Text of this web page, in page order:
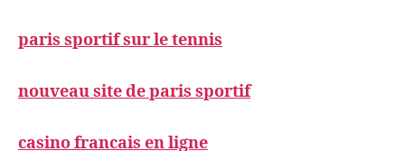
paris sportif sur le tennis
nouveau site de paris sportif
casino francais en ligne